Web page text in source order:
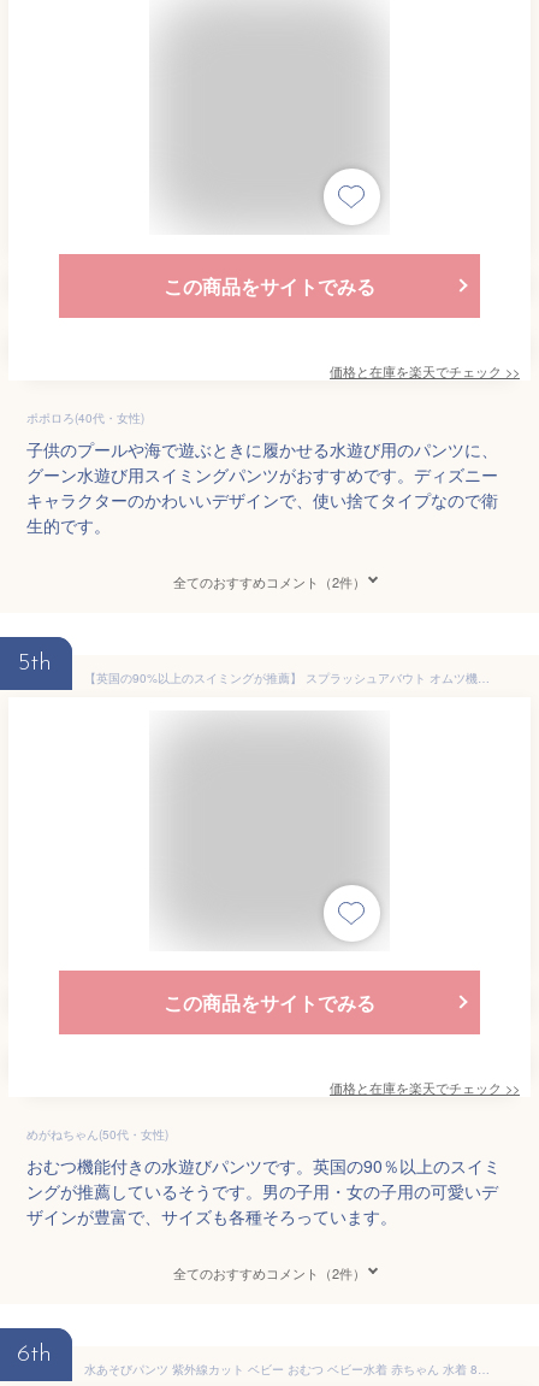
この商品をサイトでみる
価格と在庫を楽天でチェック >>
ポポロろ(40代・女性)
子供のプールや海で遊ぶときに履かせる水遊び用のパンツに、
グーン水遊び用スイミングパンツがおすすめです。ディズニー
キャラクターのかわいいデザインで、使い捨てタイプなので衛
生的です。
全てのおすすめコメント（2件）
5th
【英国の90%以上のスイミングが推薦】 スプラッシュアバウト オムツ機能付き 水遊びパンツ ベビー 水着 男の子 女の子 90 80 70 水遊び オムツ 水遊び用オムツ 水遊び用パンツ ベビー水着 赤ちゃん おむつ 60 100 ベビースイミング
この商品をサイトでみる
価格と在庫を楽天でチェック >>
めがねちゃん(50代・女性)
おむつ機能付きの水遊びパンツです。英国の90％以上のスイミ
ングが推薦しているそうです。男の子用・女の子用の可愛いデ
ザインが豊富で、サイズも各種そろっています。
全てのおすすめコメント（2件）
6th
水あそびパンツ 紫外線カット ベビー おむつ ベビー水着 赤ちゃん 水着 80 90 100cm 水遊び用オムツ 水遊びパンツ ベビースイミング オムツ機能付き 水着 スイムパンツ 男の子 女の子 かわいい カラフル おしゃれ フリフリ 家族旅行 レジャー施設 温水プール 送料無料